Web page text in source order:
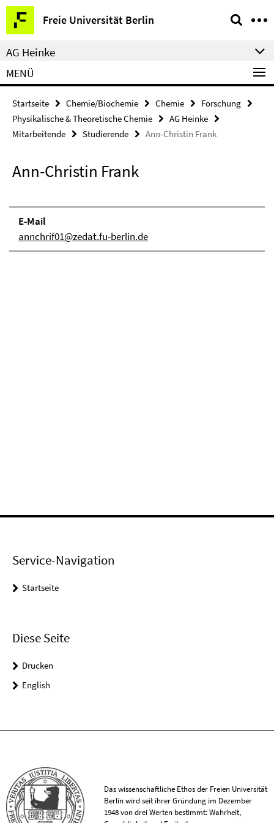
Springe
direkt
zu
Inhalt
Freie Universität Berlin
Service-
Navigation
AG Heinke
MENÜ
Startseite Chemie/Biochemie Chemie
Forschung
Physikalische & Theoretische Chemie
AG Heinke
Mitarbeitende
Studierende Ann-Christin Frank
Ann-Christin Frank
E-Mail
annchrif01@zedat.fu-berlin.de
Service-Navigation
Startseite
Diese Seite
Drucken
English
Das wissenschaftliche Ethos der Freien Universität
Berlin wird seit ihrer Gründung im Dezember
1948 von drei Werten bestimmt: Wahrheit,